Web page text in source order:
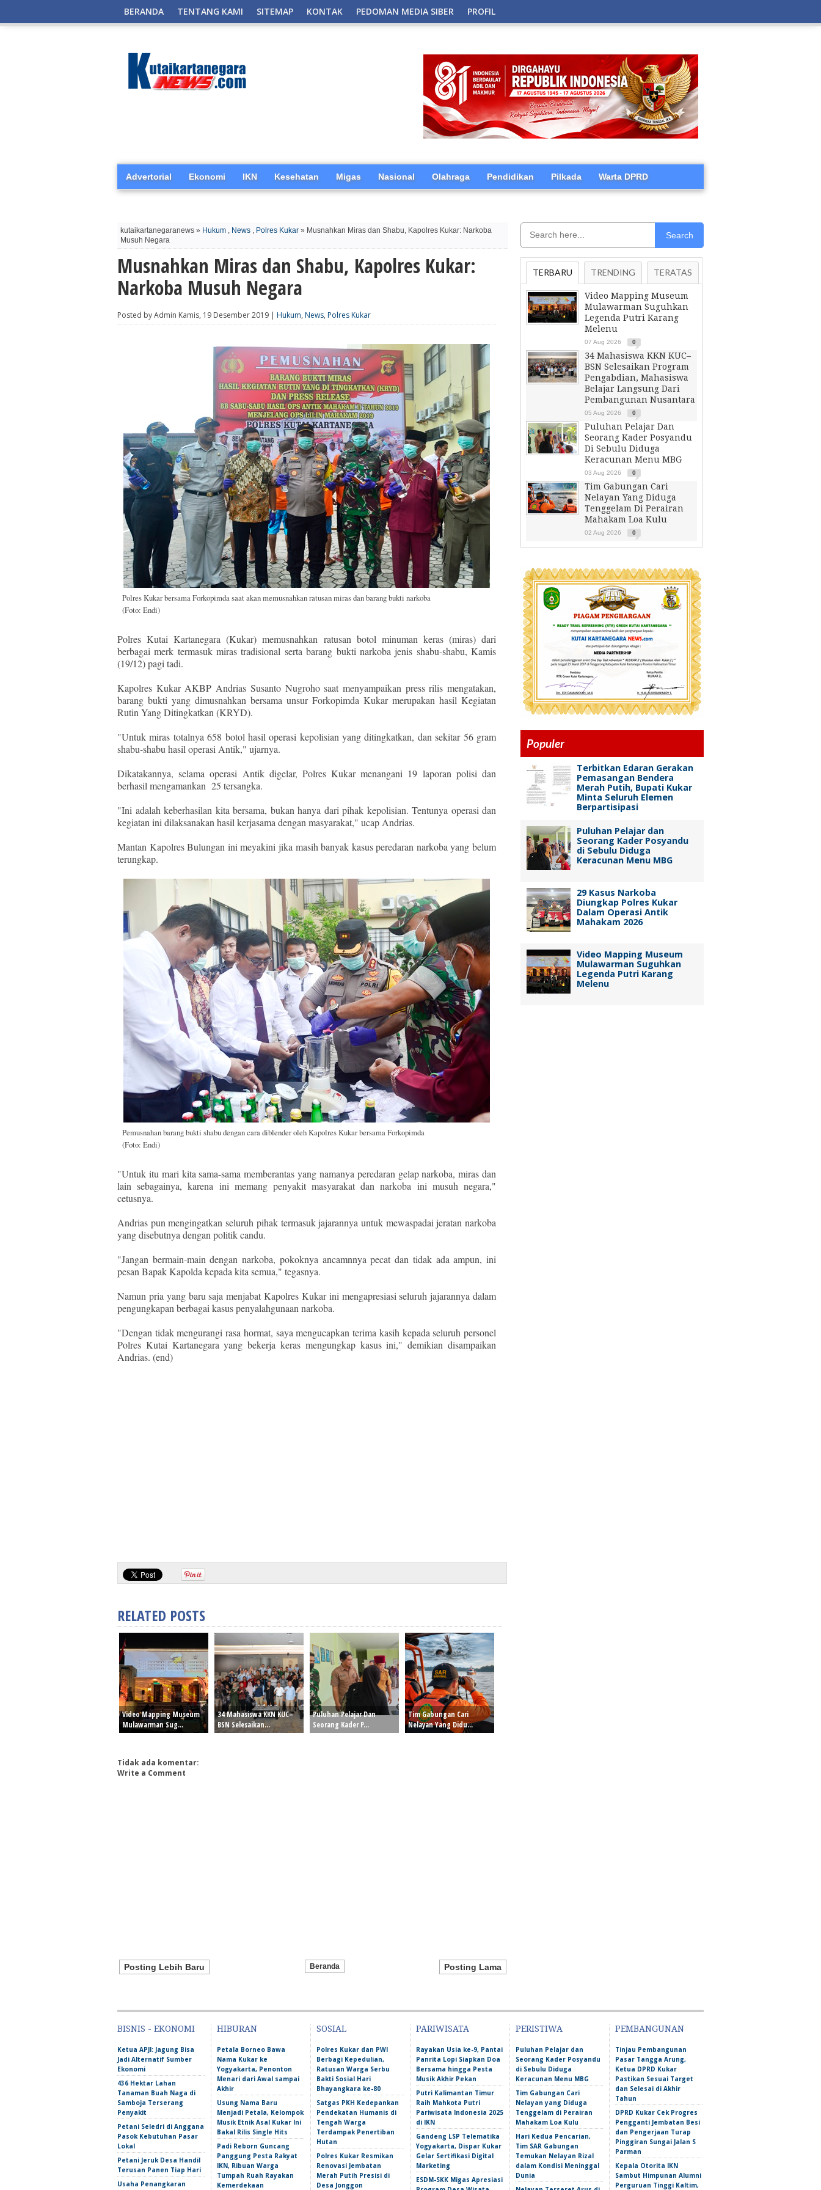
BERANDA TENTANG KAMI SITEMAP KONTAK PEDOMAN MEDIA SIBER PROFIL
Advertorial Ekonomi IKN Kesehatan Migas Nasional Olahraga Pendidikan Pilkada Warta DPRD
kutaikartanegaranews » Hukum , News , Polres Kukar » Musnahkan Miras dan Shabu, Kapolres Kukar: Narkoba
Musuh Negara
Musnahkan Miras dan Shabu, Kapolres Kukar:
Narkoba Musuh Negara
Posted by Admin Kamis, 19 Desember 2019 | Hukum, News, Polres Kukar
Polres Kukar bersama Forkopimda saat akan memusnahkan ratusan miras dan barang bukti narkoba
(Foto: Endi)
Polres Kutai Kartanegara (Kukar) memusnahkan ratusan botol minuman keras (miras) dari
berbagai merk termasuk miras tradisional serta barang bukti narkoba jenis shabu-shabu, Kamis
(19/12) pagi tadi.
Kapolres Kukar AKBP Andrias Susanto Nugroho saat menyampaikan press rilis mengatakan,
barang bukti yang dimusnahkan bersama unsur Forkopimda Kukar merupakan hasil Kegiatan
Rutin Yang Ditingkatkan (KRYD).
"Untuk miras totalnya 658 botol hasil operasi kepolisian yang ditingkatkan, dan sekitar 56 gram
shabu-shabu hasil operasi Antik," ujarnya.
Dikatakannya, selama operasi Antik digelar, Polres Kukar menangani 19 laporan polisi dan
berhasil mengamankan 25 tersangka.
"Ini adalah keberhasilan kita bersama, bukan hanya dari pihak kepolisian. Tentunya operasi dan
kegiatan ini dilaksanakan hasil kerjasama dengan masyarakat," ucap Andrias.
Mantan Kapolres Bulungan ini meyakini jika masih banyak kasus peredaran narkoba yang belum
terungkap.
Pemusnahan barang bukti shabu dengan cara diblender oleh Kapolres Kukar bersama Forkopimda
(Foto: Endi)
"Untuk itu mari kita sama-sama memberantas yang namanya peredaran gelap narkoba, miras dan
lain sebagainya, karena ini memang penyakit masyarakat dan narkoba ini musuh negara,"
cetusnya.
Andrias pun mengingatkan seluruh pihak termasuk jajarannya untuk mewaspadai jeratan narkoba
yang disebutnya dengan politik candu.
"Jangan bermain-main dengan narkoba, pokoknya ancamnnya pecat dan tidak ada ampun, ini
pesan Bapak Kapolda kepada kita semua," tegasnya.
Namun pria yang baru saja menjabat Kapolres Kukar ini mengapresiasi seluruh jajarannya dalam
pengungkapan berbagai kasus penyalahgunaan narkoba.
"Dengan tidak mengurangi rasa hormat, saya mengucapkan terima kasih kepada seluruh personel
Polres Kutai Kartanegara yang bekerja keras mengungkap kasus ini," demikian disampaikan
Andrias. (end)
RELATED POSTS
Video Mapping Museum
Mulawarman Sug...
34 Mahasiswa KKN KUC–
BSN Selesaikan...
Puluhan Pelajar Dan
Seorang Kader P...
Tim Gabungan Cari
Nelayan Yang Didu...
Tidak ada komentar:
Write a Comment
Posting Lebih Baru Posting Lama
Beranda
Search
TERBARU TRENDING TERATAS
Video Mapping Museum
Mulawarman Suguhkan
Legenda Putri Karang
Melenu
07 Aug 2026 0
34 Mahasiswa KKN KUC–
BSN Selesaikan Program
Pengabdian, Mahasiswa
Belajar Langsung Dari
Pembangunan Nusantara
05 Aug 2026 0
Puluhan Pelajar Dan
Seorang Kader Posyandu
Di Sebulu Diduga
Keracunan Menu MBG
03 Aug 2026 0
Tim Gabungan Cari
Nelayan Yang Diduga
Tenggelam Di Perairan
Mahakam Loa Kulu
02 Aug 2026 0
Populer
Terbitkan Edaran Gerakan
Pemasangan Bendera
Merah Putih, Bupati Kukar
Minta Seluruh Elemen
Berpartisipasi
Puluhan Pelajar dan
Seorang Kader Posyandu
di Sebulu Diduga
Keracunan Menu MBG
29 Kasus Narkoba
Diungkap Polres Kukar
Dalam Operasi Antik
Mahakam 2026
Video Mapping Museum
Mulawarman Suguhkan
Legenda Putri Karang
Melenu
BISNIS - EKONOMI
Ketua APJI: Jagung Bisa
Jadi Alternatif Sumber
Ekonomi
436 Hektar Lahan
Tanaman Buah Naga di
Samboja Terserang
Penyakit
Petani Seledri di Anggana
Pasok Kebutuhan Pasar
Lokal
Petani Jeruk Desa Handil
Terusan Panen Tiap Hari
Usaha Penangkaran
HIBURAN
Petala Borneo Bawa
Nama Kukar ke
Yogyakarta, Penonton
Menari dari Awal sampai
Akhir
Usung Nama Baru
Menjadi Petala, Kelompok
Musik Etnik Asal Kukar Ini
Bakal Rilis Single Hits
Padi Reborn Guncang
Panggung Pesta Rakyat
IKN, Ribuan Warga
Tumpah Ruah Rayakan
Kemerdekaan
SOSIAL
Polres Kukar dan PWI
Berbagi Kepedulian,
Ratusan Warga Serbu
Bakti Sosial Hari
Bhayangkara ke-80
Satgas PKH Kedepankan
Pendekatan Humanis di
Tengah Warga
Terdampak Penertiban
Hutan
Polres Kukar Resmikan
Renovasi Jembatan
Merah Putih Presisi di
Desa Jonggon
PARIWISATA
Rayakan Usia ke-9, Pantai
Panrita Lopi Siapkan Doa
Bersama hingga Pesta
Musik Akhir Pekan
Putri Kalimantan Timur
Raih Mahkota Putri
Pariwisata Indonesia 2025
di IKN
Gandeng LSP Telematika
Yogyakarta, Dispar Kukar
Gelar Sertifikasi Digital
Marketing
ESDM-SKK Migas Apresiasi
PERISTIWA
Puluhan Pelajar dan
Seorang Kader Posyandu
di Sebulu Diduga
Keracunan Menu MBG
Tim Gabungan Cari
Nelayan yang Diduga
Tenggelam di Perairan
Mahakam Loa Kulu
Hari Kedua Pencarian,
Tim SAR Gabungan
Temukan Nelayan Rizal
dalam Kondisi Meninggal
Dunia
PEMBANGUNAN
Tinjau Pembangunan
Pasar Tangga Arung,
Ketua DPRD Kukar
Pastikan Sesuai Target
dan Selesai di Akhir
Tahun
DPRD Kukar Cek Progres
Pengganti Jembatan Besi
dan Pengerjaan Turap
Pinggiran Sungai Jalan S
Parman
Kepala Otorita IKN
Sambut Himpunan Alumni
Perguruan Tinggi Kaltim,